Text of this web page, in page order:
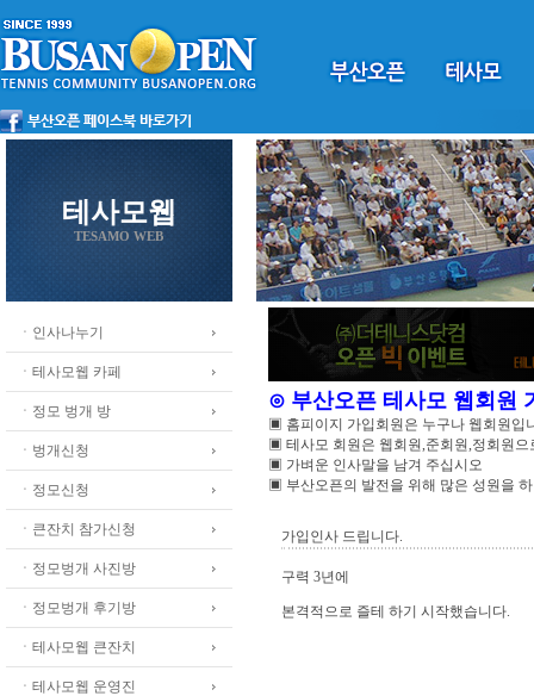
테사모웹
TESAMO WEB
ㆍ인사나누기
ㆍ테사모웹 카페
ㆍ정모 벙개 방
ㆍ벙개신청
ㆍ정모신청
ㆍ큰잔치 참가신청
ㆍ정모벙개 사진방
ㆍ정모벙개 후기방
ㆍ테사모웹 큰잔치
ㆍ테사모웹 운영진
⊙ 부산오픈 테사모 웹회원
▣ 홈피이지 가입회원은 누구나 웹회원입
▣ 테사모 회원은 웹회원,준회원,정회원으
▣ 가벼운 인사말을 남겨 주십시오
▣ 부산오픈의 발전을 위해 많은 성원을
가입인사 드립니다.
구력 3년에
본격적으로 즐테 하기 시작했습니다.